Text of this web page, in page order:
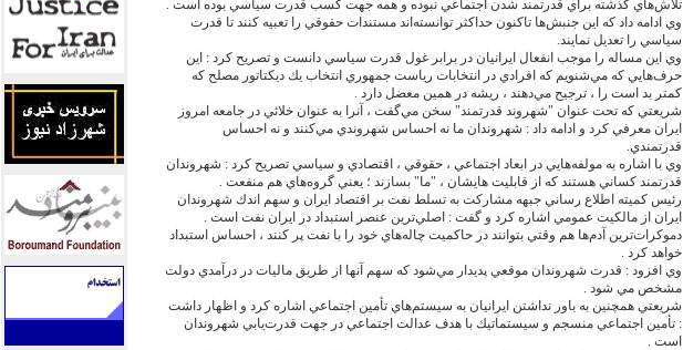
تلاش‌‏هاي گذشته براي قدرتمند شدن اجتماعي نبوده و همه جهت كسب قدرت سياسي بوده است .
وي ادامه داد كه اين جنبش‌‏ها تاكنون حداكثر توانسته‌‏اند مستندات حقوقي را تعبيه كنند تا قدرت
سياسي را تعديل نمايند.
وي اين مساله را موجب انفعال ايرانيان در برابر غول قدرت سياسي دانست و تصريح كرد : اين
حرف‌‏هايي كه مي‌‏شنويم كه افرادي در انتخابات رياست جمهوري انتخاب يك ديكتاتور مصلح كه
كمتر بد است را ، ترجيح مي‌‏دهند ، ريشه در همين معضل دارد .
شريعتي كه تحت عنوان "شهروند قدرتمند" سخن مي‌‏گفت ، آنرا به عنوان خلائي در جامعه امروز
ايران معرفي كرد و ادامه داد : شهروندان ما نه احساس شهروندي مي‌‏كنند و نه احساس
قدرتمندي.
وي با اشاره به مولفه‌‏هايي در ابعاد اجتماعي ، حقوقي ، اقتصادي و سياسي تصريح كرد : شهروندان
قدرتمند كساني هستند كه از قابليت هايشان ، "ما" بسازند ؛ يعني گروه‌‏هاي هم منفعت .
رئيس كميته اطلاع رساني جبهه مشاركت به تسلط نفت بر اقتصاد ايران و سهم اندك شهروندان
ايران از مالكيت عمومي اشاره كرد و گفت : اصلي‌‏ترين عنصر استبداد در ايران نفت است .
دموكرات‌‏ترين آدم‌‏ها هم وقتي بتوانند در حاكميت چاله‌‏هاي خود را با نفت پر كنند ، احساس استبداد
خواهد كرد .
وي افزود : قدرت شهروندان موقعي پديدار مي‌‏شود كه سهم آنها از طريق ماليات در درآمدي دولت
مشخص مي شود .
شريعتي همچنين به باور نداشتن ايرانيان به سيستم‌‏هاي تأمين اجتماعي اشاره كرد و اظهار داشت
: تأمين اجتماعي منسجم و سيستماتيك با هدف عدالت اجتماعي در جهت قدرت‌‏يابي شهروندان
است .